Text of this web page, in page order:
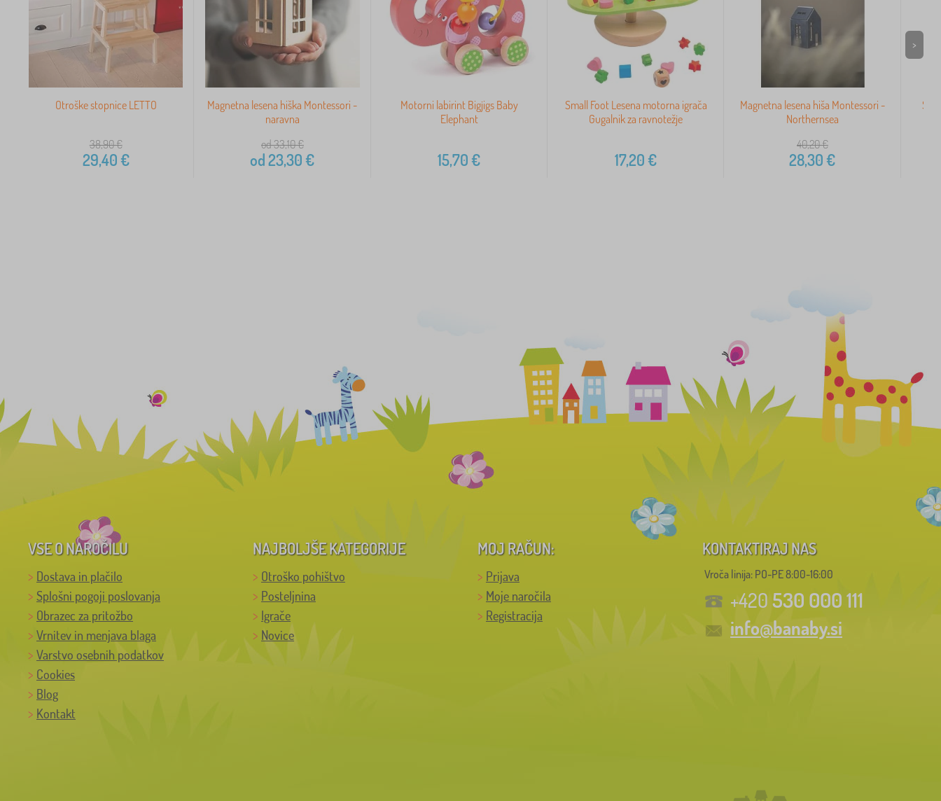
Otroške stopnice LETTO
38,90€
29,40€
Magnetna lesena hiška Montessori -
naravna
od 33,10€
od23,30€
Motorni labirint Bigjigs Baby
Elephant
15,70€
Small Foot Lesena motorna igrača
Gugalnik za ravnotežje
17,20€
Magnetna lesena hiša Montessori -
Northernsea
40,20€
28,30€
>
VSE O NAROČILU
Dostava in plačilo
Splošni pogoji poslovanja
Obrazec za pritožbo
Vrnitev in menjava blaga
Varstvo osebnih podatkov
Cookies
Blog
Kontakt
NAJBOLJŠE KATEGORIJE
Otroško pohištvo
Posteljnina
Igrače
Novice
MOJ RAČUN:
Prijava
Moje naročila
Registracija
KONTAKTIRAJ NAS
Vroča linija: PO-PE 8:00-16:00
+420530 000 111
info@banaby.si